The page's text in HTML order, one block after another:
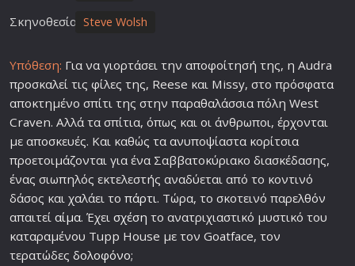
Σκηνοθεσία Steve Wolsh
Υπόθεση: Για να γιορτάσει την αποφοίτησή της, η Audra
προσκαλεί τις φίλες της, Reese και Missy, στο πρόσφατα
αποκτημένο σπίτι της στην παραθαλάσσια πόλη West
Craven. Αλλά τα σπίτια, όπως και οι άνθρωποι, έρχονται
με αποσκευές. Και καθώς τα ανυποψίαστα κορίτσια
προετοιμάζονται για ένα Σαββατοκύριακο διασκέδασης,
ένας σιωπηλός εκτελεστής αναδύεται από το κοντινό
δάσος και χαλάει το πάρτι. Τώρα, το σκοτεινό παρελθόν
απαιτεί αίμα. Έχει σχέση το ανατριχιαστικό μυστικό του
καταραμένου Tupp House με τον Goatface, τον
τερατώδες δολοφόνο;